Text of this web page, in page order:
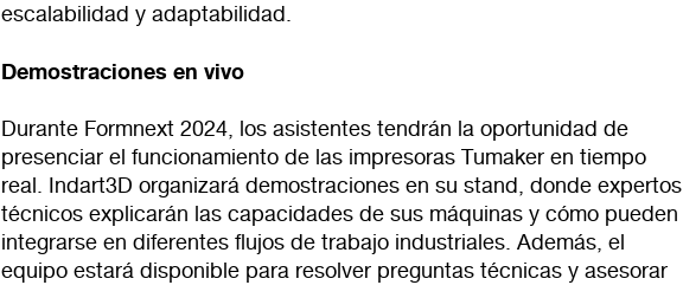
escalabilidad y adaptabilidad.
Demostraciones en vivo
Durante Formnext 2024, los asistentes tendrán la oportunidad de
presenciar el funcionamiento de las impresoras Tumaker en tiempo
real. Indart3D organizará demostraciones en su stand, donde expertos
técnicos explicarán las capacidades de sus máquinas y cómo pueden
integrarse en diferentes flujos de trabajo industriales. Además, el
equipo estará disponible para resolver preguntas técnicas y asesorar